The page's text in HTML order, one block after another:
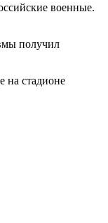
военные.
получил
на стадионе